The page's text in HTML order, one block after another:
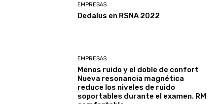
EMPRESAS
Dedalus en RSNA 2022
EMPRESAS
Menos ruido y el doble de confort
Nueva resonancia magnética
reduce los niveles de ruido
soportables durante el examen. RM